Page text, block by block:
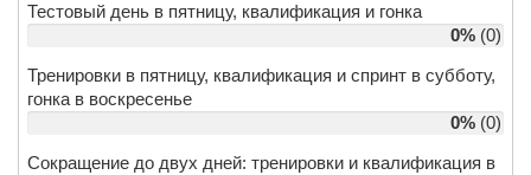
Тестовый день в пятницу, квалификация и гонка
0% (0)
Тренировки в пятницу, квалификация и спринт в субботу,
гонка в воскресенье
0% (0)
Сокращение до двух дней: тренировки и квалификация в